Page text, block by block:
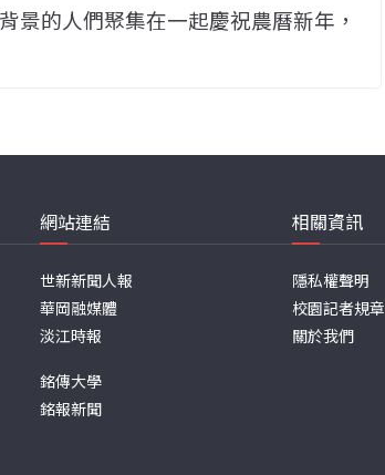
景的人們聚集在一起慶祝農曆新年，
網站連結
世新新聞人報
華岡融媒體
淡江時報
銘傳大學
銘報新聞
相關資訊
隱私權聲明
校園記者規章
關於我們